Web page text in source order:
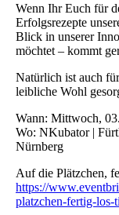
Wenn Ihr Euch für
Erfolgsrezepte
Blick in unserer
möchtet – kommt
Natürlich ist auch
leibliche Wohl
Wann: Mittwoch,
Wo: NKubator |
Nürnberg
Auf die Plätzchen,
https://
platzchen-fertig-los-